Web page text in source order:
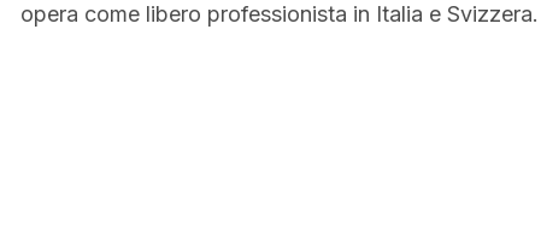
opera come libero professionista in Italia e Svizzera.